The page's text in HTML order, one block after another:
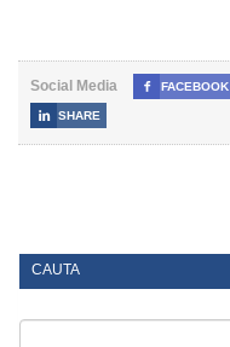
Social Media  FACEBOOK
 SHARE
CAUTA